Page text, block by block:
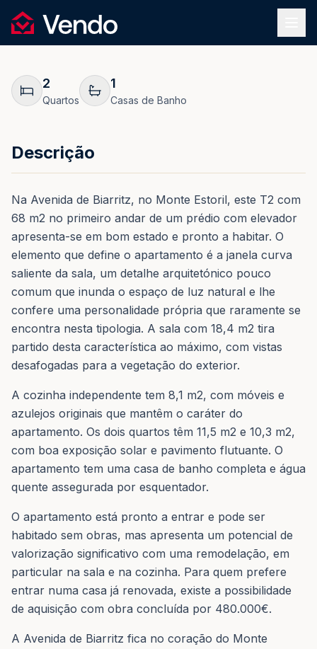
Vendo
2
Quartos
1
Casas de Banho
Descrição
Na Avenida de Biarritz, no Monte Estoril, este T2 com
68 m2 no primeiro andar de um prédio com elevador
apresenta-se em bom estado e pronto a habitar. O
elemento que define o apartamento é a janela curva
saliente da sala, um detalhe arquitetónico pouco
comum que inunda o espaço de luz natural e lhe
confere uma personalidade própria que raramente se
encontra nesta tipologia. A sala com 18,4 m2 tira
partido desta característica ao máximo, com vistas
desafogadas para a vegetação do exterior.
A cozinha independente tem 8,1 m2, com móveis e
azulejos originais que mantêm o caráter do
apartamento. Os dois quartos têm 11,5 m2 e 10,3 m2,
com boa exposição solar e pavimento flutuante. O
apartamento tem uma casa de banho completa e água
quente assegurada por esquentador.
O apartamento está pronto a entrar e pode ser
habitado sem obras, mas apresenta um potencial de
valorização significativo com uma remodelação, em
particular na sala e na cozinha. Para quem prefere
entrar numa casa já renovada, existe a possibilidade
de aquisição com obra concluída por 480.000€.
A Avenida de Biarritz fica no coração do Monte